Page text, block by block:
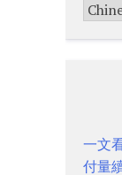
一文
付量